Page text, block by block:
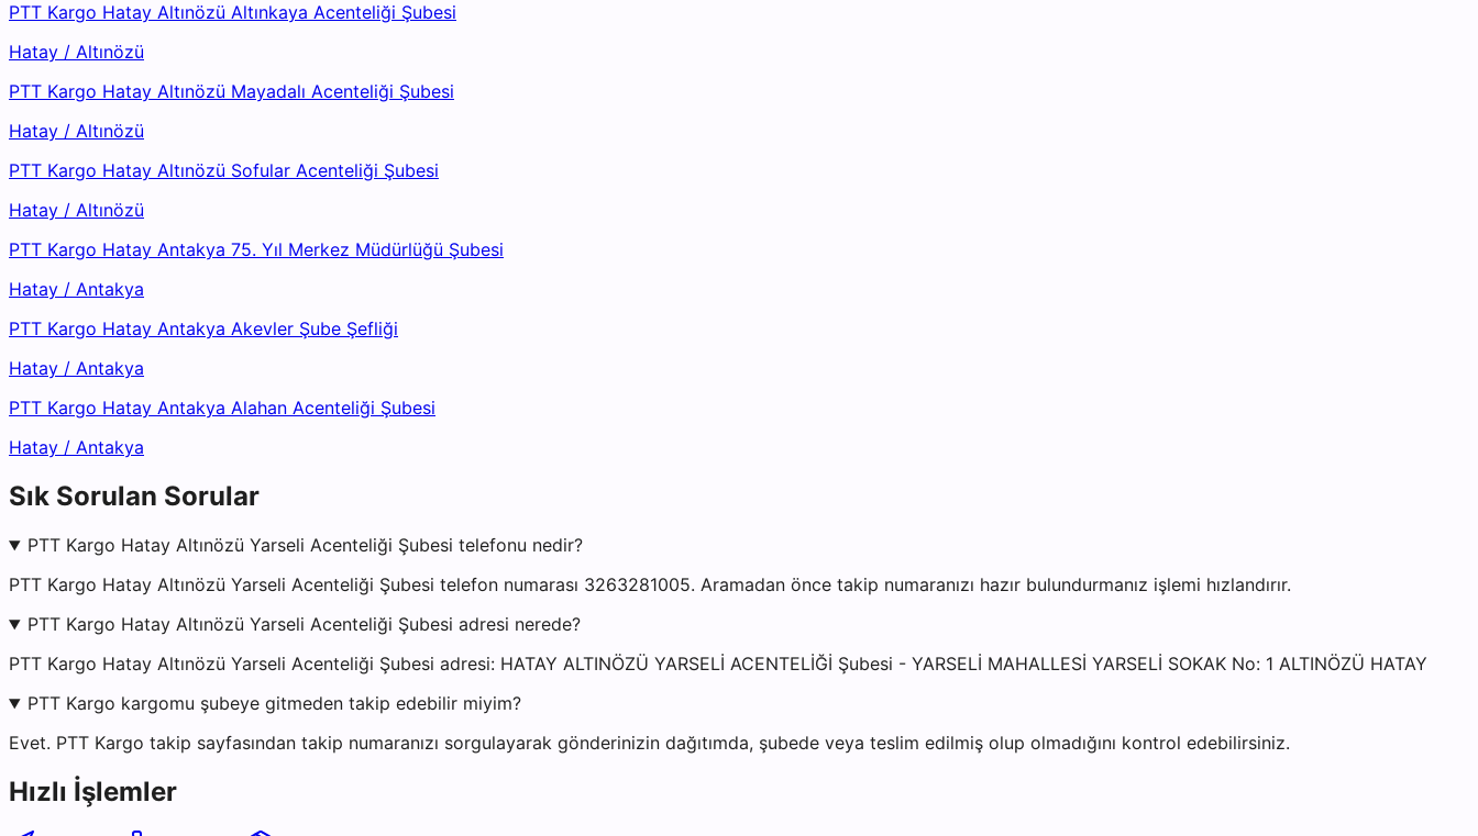
PTT Kargo Hatay Altınözü Altınkaya Acenteliği Şubesi
Hatay / Altınözü
PTT Kargo Hatay Altınözü Mayadalı Acenteliği Şubesi
Hatay / Altınözü
PTT Kargo Hatay Altınözü Sofular Acenteliği Şubesi
Hatay / Altınözü
PTT Kargo Hatay Antakya 75. Yıl Merkez Müdürlüğü Şubesi
Hatay / Antakya
PTT Kargo Hatay Antakya Akevler Şube Şefliği
Hatay / Antakya
PTT Kargo Hatay Antakya Alahan Acenteliği Şubesi
Hatay / Antakya
Sık Sorulan Sorular
PTT Kargo Hatay Altınözü Yarseli Acenteliği Şubesi telefonu nedir?
PTT Kargo Hatay Altınözü Yarseli Acenteliği Şubesi telefon numarası 3263281005. Aramadan önce takip numaranızı hazır bulundurmanız işlemi hızlandırır.
PTT Kargo Hatay Altınözü Yarseli Acenteliği Şubesi adresi nerede?
PTT Kargo Hatay Altınözü Yarseli Acenteliği Şubesi adresi: HATAY ALTINÖZÜ YARSELİ ACENTELİĞİ Şubesi - YARSELİ MAHALLESİ YARSELİ SOKAK No: 1 ALTINÖZÜ HATAY
PTT Kargo kargomu şubeye gitmeden takip edebilir miyim?
Evet. PTT Kargo takip sayfasından takip numaranızı sorgulayarak gönderinizin dağıtımda, şubede veya teslim edilmiş olup olmadığını kontrol edebilirsiniz.
Hızlı İşlemler